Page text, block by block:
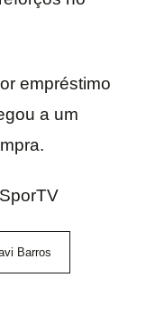
empréstimo
a um
Barros